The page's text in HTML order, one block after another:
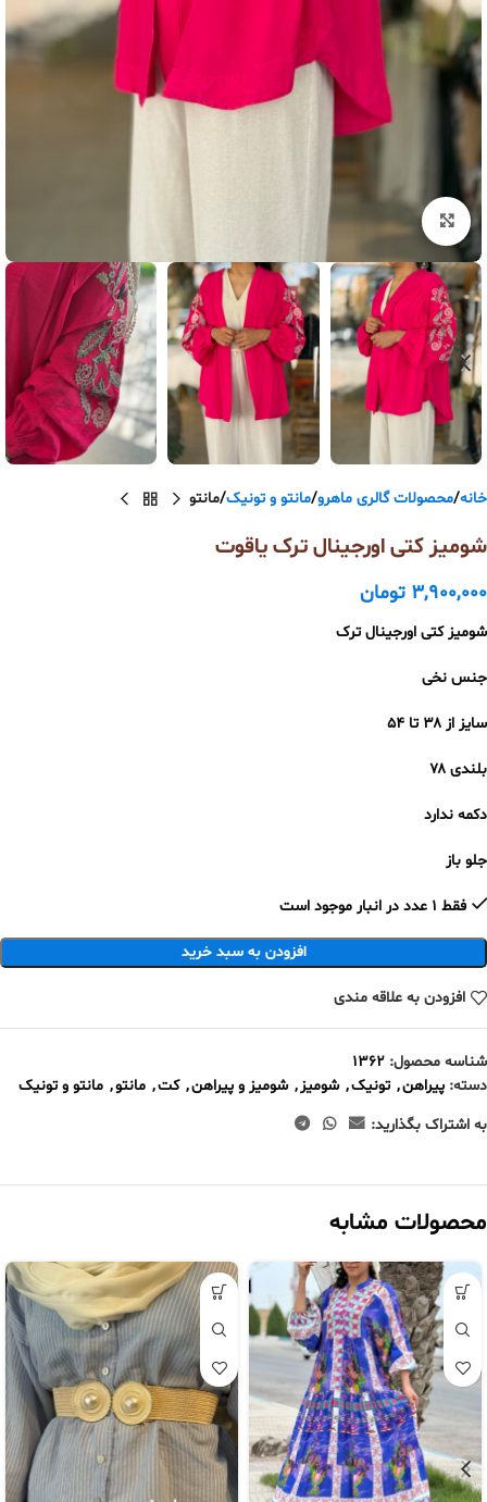
بزرگنمایی تصویر
خانه محصولات گالری ماهرو مانتو و تونیک مانتو
شومیز کتی اورجینال ترک یاقوت
3,900,000 تومان
شومیز کتی اورجینال ترک
جنس نخی
سایز از ۳۸ تا ۵۴
بلندی ۷۸
دکمه ندارد
جلو باز
فقط 1 عدد در انبار موجود است
افزودن به سبد خرید
افزودن به علاقه مندی
شناسه محصول: ۱۳۶۲
دسته: پیراهن, تونیک, شومیز, شومیز و پیراهن, کت, مانتو, مانتو و تونیک
به اشتراک بگذارید:
محصولات مشابه